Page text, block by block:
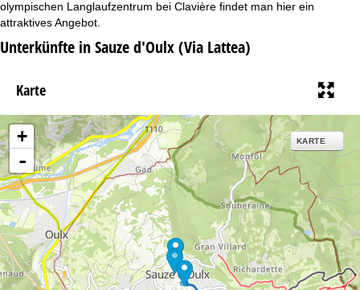
olympischen Langlaufzentrum bei Clavière findet man hier ein
attraktives Angebot.
Unterkünfte in Sauze d'Oulx (Via Lattea)
Karte
+
-
KARTE